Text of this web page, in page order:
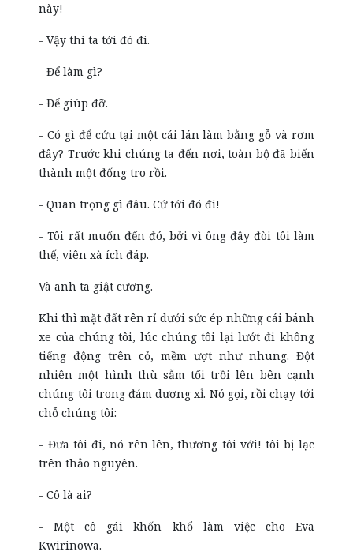
này!
- Vậy thì ta tới đó đi.
- Để làm gì?
- Để giúp đỡ.
- Có gì để cứu tại một cái lán làm bằng gỗ và rơm
đây? Trước khi chúng ta đến nơi, toàn bộ đã biến
thành một đống tro rồi.
- Quan trọng gì đâu. Cứ tới đó đi!
- Tôi rất muốn đến đó, bởi vì ông đây đòi tôi làm
thế, viên xà ích đáp.
Và anh ta giật cương.
Khi thì mặt đất rên rỉ dưới sức ép những cái bánh
xe của chúng tôi, lúc chúng tôi lại lướt đi không
tiếng động trên cỏ, mềm ượt như nhung. Đột
nhiên một hình thù sẫm tối trồi lên bên cạnh
chúng tôi trong đám dương xỉ. Nó gọi, rồi chạy tới
chỗ chúng tôi:
- Đưa tôi đi, nó rên lên, thương tôi với! tôi bị lạc
trên thảo nguyên.
- Cô là ai?
- Một cô gái khốn khổ làm việc cho Eva
Kwirinowa.